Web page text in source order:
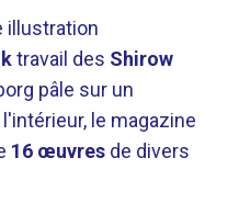
illustration
travail des Shirow
pâle sur un
le magazine
16 œuvres de divers